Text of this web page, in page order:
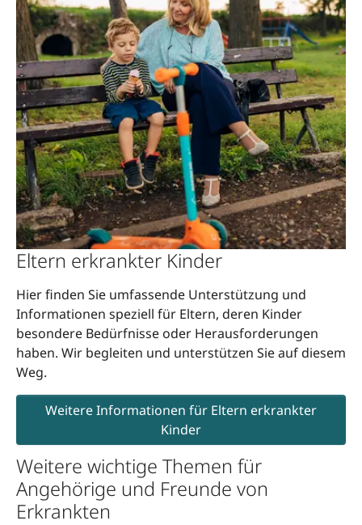
Eltern erkrankter Kinder
Hier finden Sie umfassende Unterstützung und
Informationen speziell für Eltern, deren Kinder
besondere Bedürfnisse oder Herausforderungen
haben. Wir begleiten und unterstützen Sie auf diesem
Weg.
Weitere Informationen für Eltern erkrankter
Kinder
Weitere wichtige Themen für
Angehörige und Freunde von
Erkrankten